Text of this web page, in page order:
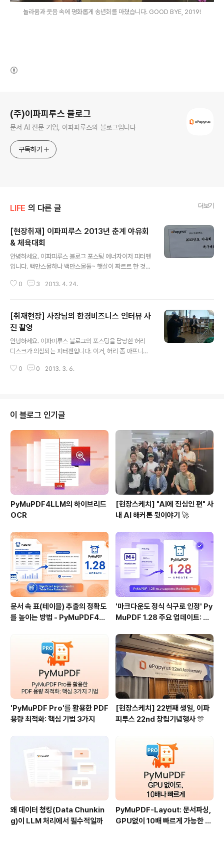
놀라움과 웃음 속에 평화롭게 송년회를 마쳤습니다. GOOD BYE, 2019!
(주)이파피루스 블로그
문서 AI 전문 기업, 이파피루스의 블로그입니다
구독하기
LIFE 의 다른 글 더보기
[현장취재] 이파피루스 2013년 춘계 야유회
& 체육대회
안녕하세요. 이파피루스 블로그 포스팅 에너자이저 피터펜
입니다. 백만스물하나 백만스물둘~ 햇살이 짜르르 한 것이
례 행사인 야유회 겸 체육대회가 있었습니다. 올해도 어마
여러분과 함께 하려고 정말? 피터펜이 카메라에 담아왔습
니다. 올해도 대치유수지체육공원을 그 격전장으로 삼았습
니다. 봄이 오긴 왔네요. 축구장 잔디가 아주 푸르르군요.
사진에 인조잔디라 써놓은건 뭐냐... 족구대회가 시작되고,
솔루션사업부 김상무님과 영업부 김부사장님께서 페어플
레이를 약속하는 인사를 나눕니다. 사실 모든 이파피루스
0 3 2013. 4. 24.
[취재현장] 사장님의 한경비즈니스 인터뷰 사
진 촬영
안녕하세요. 이파피루스 블로그의 포스팅을 담당한 허리
디스크가 의심되는 피터펜입니다. 이거, 허리 좀 아프니까
있긴 했나 뚱땡? 페북지기님이 어여 빨리 닥치고 병원에 가
도 피터펜이 지근거리에 도사리고 있다가 현장을 덥쳤드랬
죠. (아쉽게도 인터뷰는 사장님실에서 했기 때문에 보지 못
했습니다) 현장 보존의 원칙에 입각해 열심히 사진을 찍었
고, 웅장한(?) 장면들을 카메라 핸드폰에 담았습니다. 그럼
같이 감상해 보시겠습니다. 사진 촬영은 6층 사무실의 북
카페에서 펼쳐졌습니다. 웨딩 사진 ..
0 0 2013. 3. 6.
이 블로그 인기글
PyMuPDF4LLM의 하이브리드
OCR
[현장스케치] "AI에 진심인 편" 사
내 AI 해커톤 뒷이야기 🚀
문서 속 표(테이블) 추출의 정확도
를 높이는 방법 - PyMuPDF4LL
'마크다운도 정식 식구로 인정' Py
MuPDF 1.28 주요 업데이트: 샘
'PyMuPDF Pro'를 활용한 PDF
용량 최적화: 핵심 기법 3가지
[현장스케치] 22번째 생일, 이파
피루스 22nd 창립기념행사 🎊
왜 데이터 청킹(Data Chunkin
g)이 LLM 처리에서 필수적일까
PyMuPDF-Layout: 문서파싱,
GPU없이 10배 빠르게 가능한 이